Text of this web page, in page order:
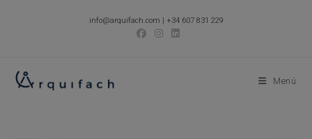
info@arquifach.com | +34 607 831 229
Menú